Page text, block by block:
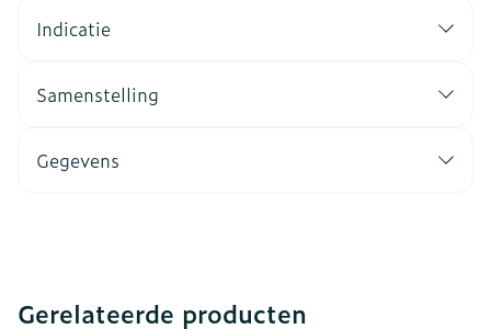
Indicatie
Samenstelling
Gegevens
Gerelateerde producten